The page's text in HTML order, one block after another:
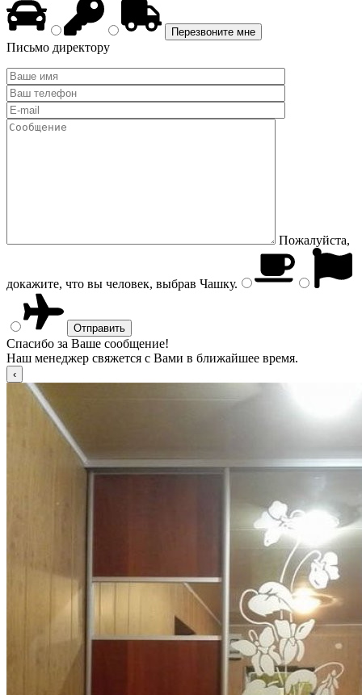
Письмо директору
Пожалуйста,
докажите, что вы человек, выбрав Чашку.
Спасибо за Ваше сообщение!
Наш менеджер свяжется с Вами в ближайшее время.